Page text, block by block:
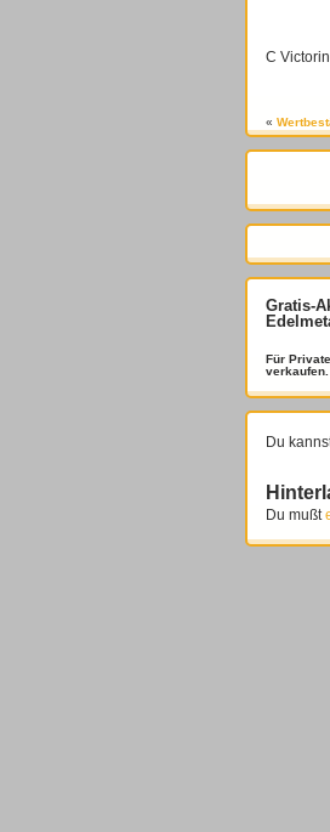
C
«
Gratis-
Für
verkaufen.
Du
Du mußt